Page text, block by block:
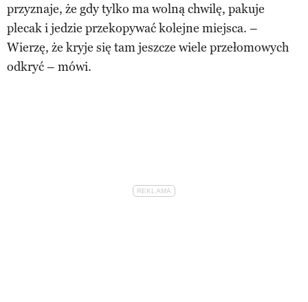
przyznaje, że gdy tylko ma wolną chwilę, pakuje
plecak i jedzie przekopywać kolejne miejsca. –
Wierzę, że kryje się tam jeszcze wiele przełomowych
odkryć – mówi.